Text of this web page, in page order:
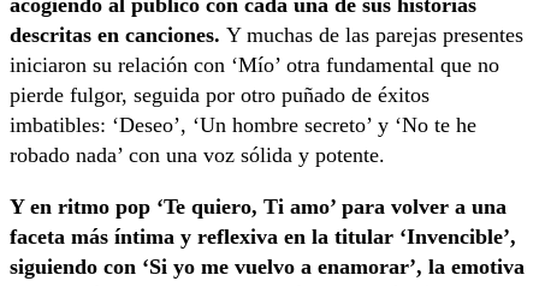
descritas en canciones. Y muchas de las parejas presentes
iniciaron su relación con ‘Mío’ otra fundamental que no
pierde fulgor, seguida por otro puñado de éxitos
imbatibles: ‘Deseo’, ‘Un hombre secreto’ y ‘No te he
robado nada’ con una voz sólida y potente.
Y en ritmo pop ‘Te quiero, Ti amo’ para volver a una
faceta más íntima y reflexiva en la titular ‘Invencible’,
siguiendo con ‘Si yo me vuelvo a enamorar’, la emotiva